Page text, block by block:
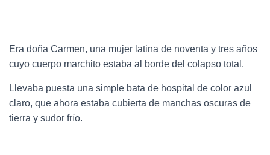
Era doña Carmen, una mujer latina de noventa y tres años
cuyo cuerpo marchito estaba al borde del colapso total.
Llevaba puesta una simple bata de hospital de color azul
claro, que ahora estaba cubierta de manchas oscuras de
tierra y sudor frío.